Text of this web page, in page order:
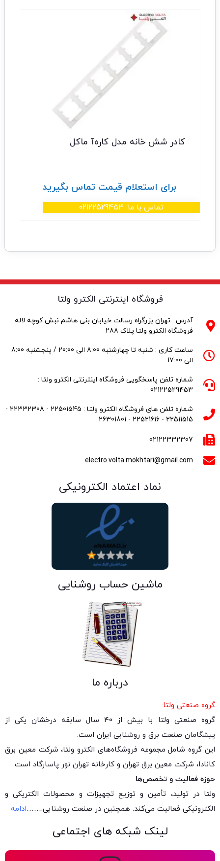
کادر شش خانه مدل کاره‌آ ماکل
برای استعلام قیمت تماس بگیرید
تماس با ما: 02122529453
فروشگاه اینترنتی الکترو ولتا
آدرس : تهران بزرگراه رسالت خیابان بنی هاشم نبش کوچه لاله
فروشگاه الکترو ولتا پلاک 288
ساعت کاری : شنبه تا چهارشنبه 8:00 الی 20:00 / پنجشنبه 8:00
الی 17:00
شماره تلفن پاسخگویی فروشگاه اینترنتی الکترو ولتا :
02122529453
شماره تلفن های فروشگاه الکترو ولتا : 22501545 - 22332308 -
22511515 - 22521616 - 26301801
02122332307
electro.volta.mokhtari@gmail.com
نماد اعتماد الکترونیکی
ماشین حساب روشنایی
درباره ما
گروه صنعتی ولتا:
گروه صنعتی ولتا با بیش از ۴۰ سال سابقه درخشان یکی از
پیشگامان صنعت برق و روشنایی ایران است.
این گروه شامل مجموعه فروشگاه‌های الکترو ولتا، شرکت معین برق
کانادا، شرکت معین برق تهران و کارخانه تهران نور پاسارگاد است.
حوزه فعالیت و تخصص‌ها
ولتا در تولید، تأمین و توزیع تجهیزات و محصولات الکتریکی و
الکترونیکی فعالیت می‌کند. همچنین در صنعت روشنایی.……ادامه
لینک شبکه های اجتماعی